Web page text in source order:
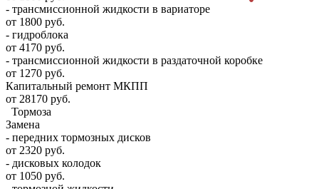
- трансмиссионной жидкости в вариаторе
от 1800 руб.
- гидроблока
от 4170 руб.
- трансмиссионной жидкости в раздаточной коробке
от 1270 руб.
Капитальный ремонт МКПП
от 28170 руб.
Тормоза
Замена
- передних тормозных дисков
от 2320 руб.
- дисковых колодок
от 1050 руб.